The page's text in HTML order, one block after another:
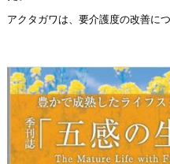
アクタガワは、要介護度の改善に